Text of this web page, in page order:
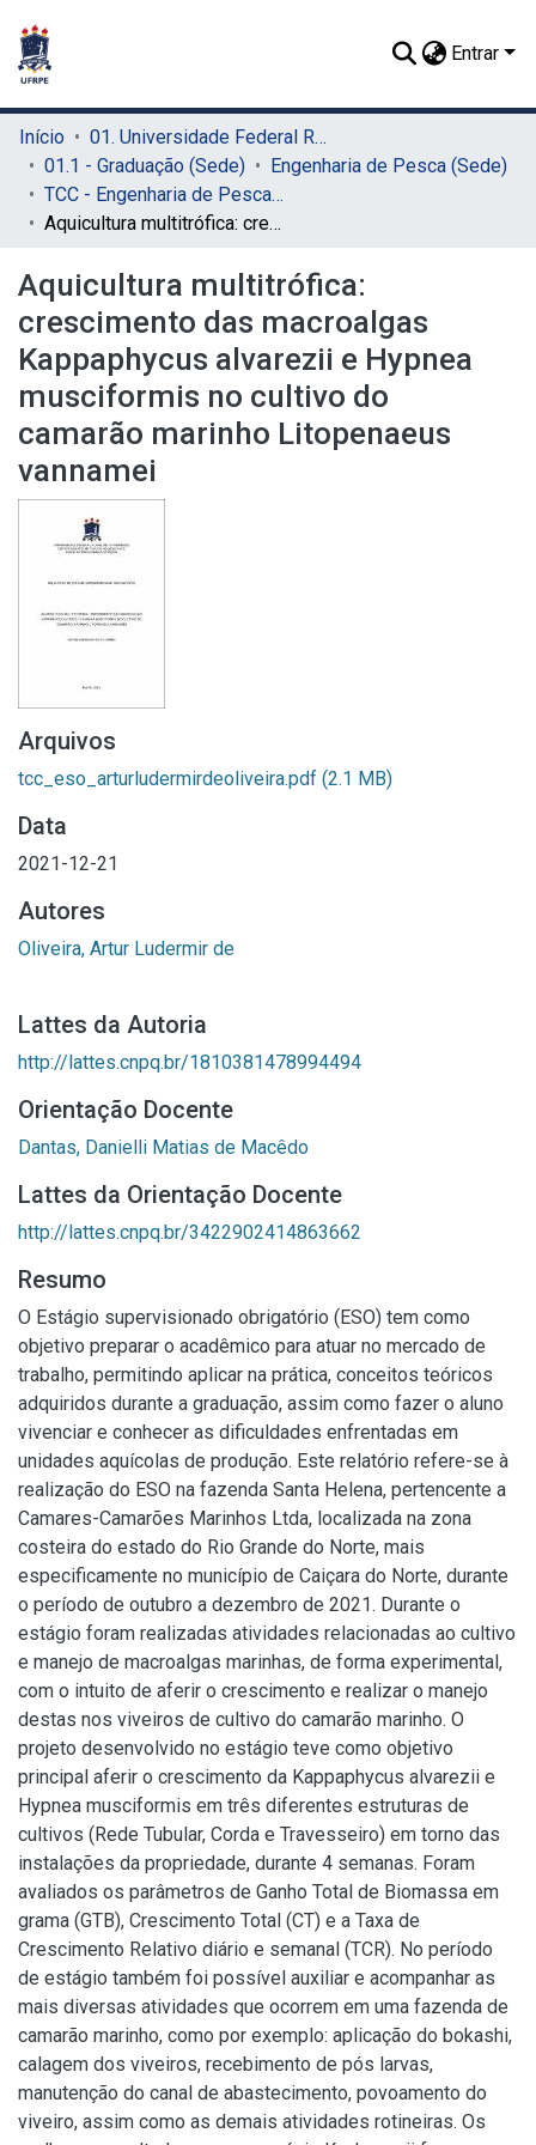
Entrar
Início
01. Universidade Federal Rural de Pernambuco - UFRPE (Sede)
01.1 - Graduação (Sede)
Engenharia de Pesca (Sede)
TCC - Engenharia de Pesca (Sede)
Aquicultura multitrófica: crescimento das macroalgas Kappaphycus alvarezii e Hypnea musciformis no cultivo do camarão marinho Litopenaeus vannamei
Aquicultura multitrófica:
crescimento das macroalgas
Kappaphycus alvarezii e Hypnea
musciformis no cultivo do
camarão marinho Litopenaeus
vannamei
Arquivos
tcc_eso_arturludermirdeoliveira.pdf (2.1 MB)
Data
2021-12-21
Autores
Oliveira, Artur Ludermir de
Lattes da Autoria
http://lattes.cnpq.br/1810381478994494
Orientação Docente
Dantas, Danielli Matias de Macêdo
Lattes da Orientação Docente
http://lattes.cnpq.br/3422902414863662
Resumo
O Estágio supervisionado obrigatório (ESO) tem como
objetivo preparar o acadêmico para atuar no mercado de
trabalho, permitindo aplicar na prática, conceitos teóricos
adquiridos durante a graduação, assim como fazer o aluno
vivenciar e conhecer as dificuldades enfrentadas em
unidades aquícolas de produção. Este relatório refere-se à
realização do ESO na fazenda Santa Helena, pertencente a
Camares-Camarões Marinhos Ltda, localizada na zona
costeira do estado do Rio Grande do Norte, mais
especificamente no município de Caiçara do Norte, durante
o período de outubro a dezembro de 2021. Durante o
estágio foram realizadas atividades relacionadas ao cultivo
e manejo de macroalgas marinhas, de forma experimental,
com o intuito de aferir o crescimento e realizar o manejo
destas nos viveiros de cultivo do camarão marinho. O
projeto desenvolvido no estágio teve como objetivo
principal aferir o crescimento da Kappaphycus alvarezii e
Hypnea musciformis em três diferentes estruturas de
cultivos (Rede Tubular, Corda e Travesseiro) em torno das
instalações da propriedade, durante 4 semanas. Foram
avaliados os parâmetros de Ganho Total de Biomassa em
grama (GTB), Crescimento Total (CT) e a Taxa de
Crescimento Relativo diário e semanal (TCR). No período
de estágio também foi possível auxiliar e acompanhar as
mais diversas atividades que ocorrem em uma fazenda de
camarão marinho, como por exemplo: aplicação do bokashi,
calagem dos viveiros, recebimento de pós larvas,
manutenção do canal de abastecimento, povoamento do
viveiro, assim como as demais atividades rotineiras. Os